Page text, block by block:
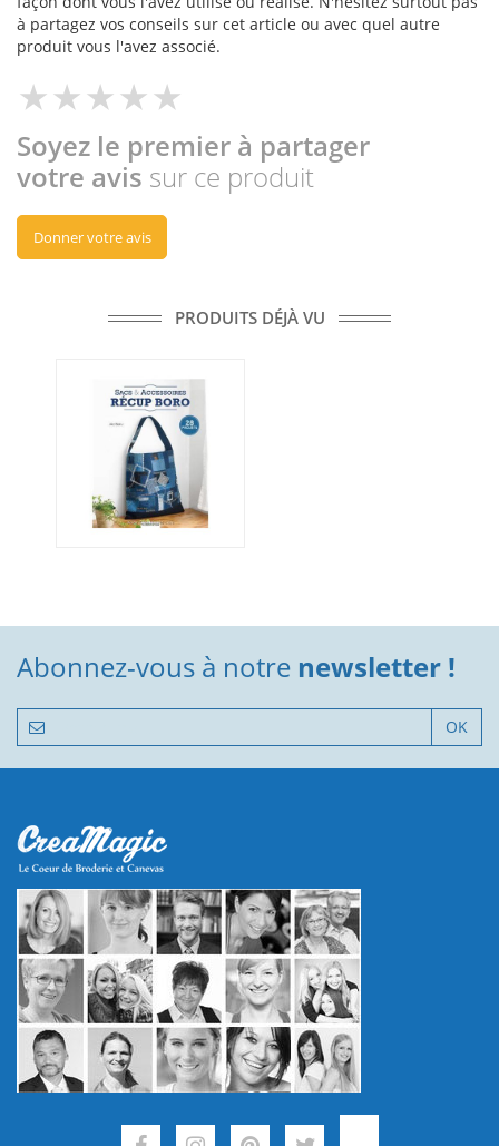
à partagez vos conseils sur cet article ou avec quel autre
produit vous l'avez associé.
Soyez le premier à partager
votre avis sur ce produit
Donner votre avis
PRODUITS DÉJÀ VU
Abonnez-vous à notre newsletter !
OK